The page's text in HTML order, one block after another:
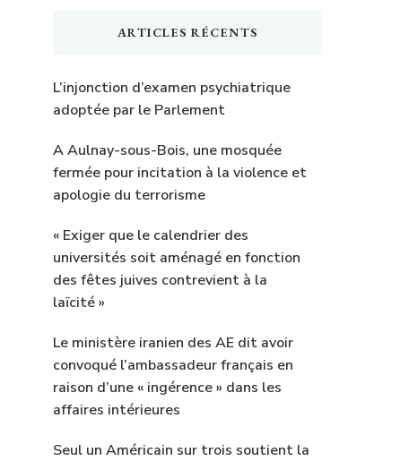
ARTICLES RÉCENTS
L’injonction d’examen psychiatrique
adoptée par le Parlement
A Aulnay-sous-Bois, une mosquée
fermée pour incitation à la violence et
apologie du terrorisme
« Exiger que le calendrier des
universités soit aménagé en fonction
des fêtes juives contrevient à la
laïcité »
Le ministère iranien des AE dit avoir
convoqué l’ambassadeur français en
raison d’une « ingérence » dans les
affaires intérieures
Seul un Américain sur trois soutient la